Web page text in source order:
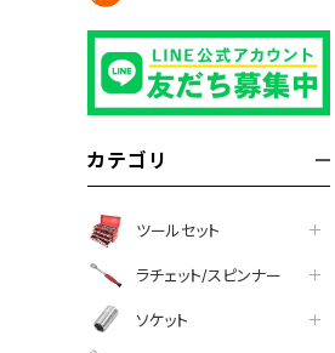
カテゴリ
ツールセット
ラチェット/スピンナー
ソケット
ポイントについて